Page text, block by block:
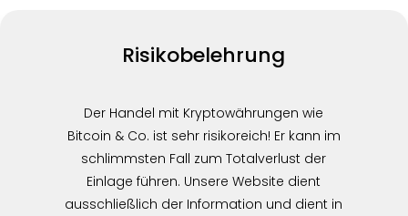
Risikobelehrung
Der Handel mit Kryptowährungen wie
Bitcoin & Co. ist sehr risikoreich! Er kann im
schlimmsten Fall zum Totalverlust der
Einlage führen. Unsere Website dient
ausschließlich der Information und dient in